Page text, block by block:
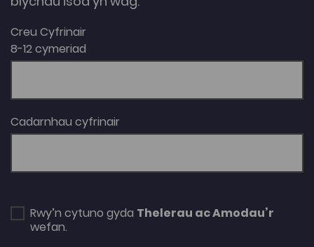
Creu Cyfrinair
8-12 cymeriad
Cadarnhau cyfrinair
Rwy’n cytuno gyda Thelerau ac Amodau’r
wefan.